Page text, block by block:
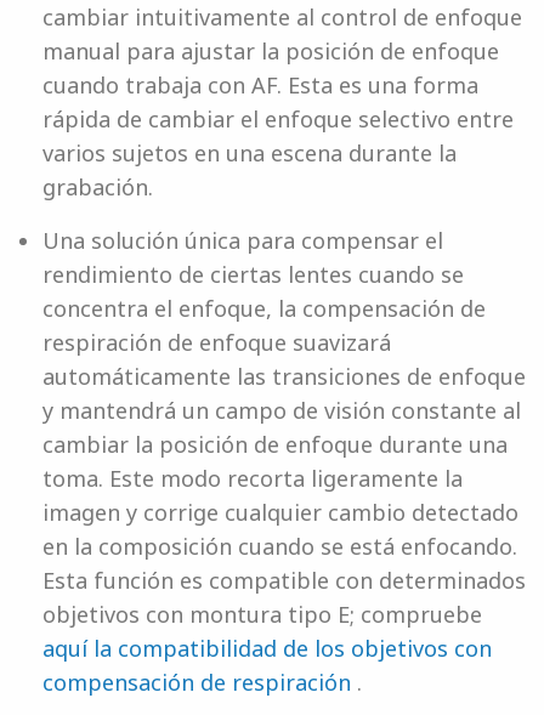
cambiar intuitivamente al control de enfoque
manual para ajustar la posición de enfoque
cuando trabaja con AF. Esta es una forma
rápida de cambiar el enfoque selectivo entre
varios sujetos en una escena durante la
grabación.
Una solución única para compensar el
rendimiento de ciertas lentes cuando se
concentra el enfoque, la compensación de
respiración de enfoque suavizará
automáticamente las transiciones de enfoque
y mantendrá un campo de visión constante al
cambiar la posición de enfoque durante una
toma. Este modo recorta ligeramente la
imagen y corrige cualquier cambio detectado
en la composición cuando se está enfocando.
Esta función es compatible con determinados
objetivos con montura tipo E; compruebe
aquí la compatibilidad de los objetivos con
compensación de respiración .